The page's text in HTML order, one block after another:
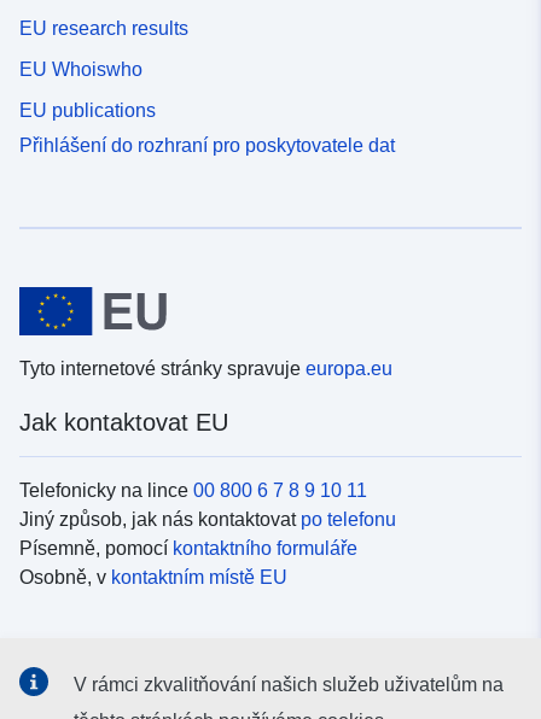
EU research results
EU Whoiswho
EU publications
Přihlášení do rozhraní pro poskytovatele dat
Tyto internetové stránky spravuje europa.eu
Jak kontaktovat EU
Telefonicky na lince 00 800 6 7 8 9 10 11
Jiný způsob, jak nás kontaktovat po telefonu
Písemně, pomocí kontaktního formuláře
Osobně, v kontaktním místě EU
V rámci zkvalitňování našich služeb uživatelům na